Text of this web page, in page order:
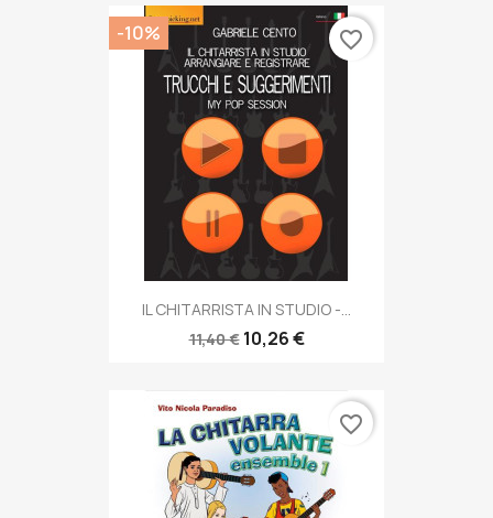
IL CHITARRISTA IN STUDIO -...
11,40 € 10,26 €
-10% favorite_border
favorite_border